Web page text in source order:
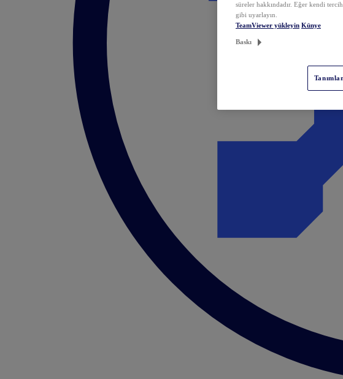
süreler hakkındadır. Eğer kendi
gibi uyarlayın.
TeamViewer yükleyin Künye
Baskı